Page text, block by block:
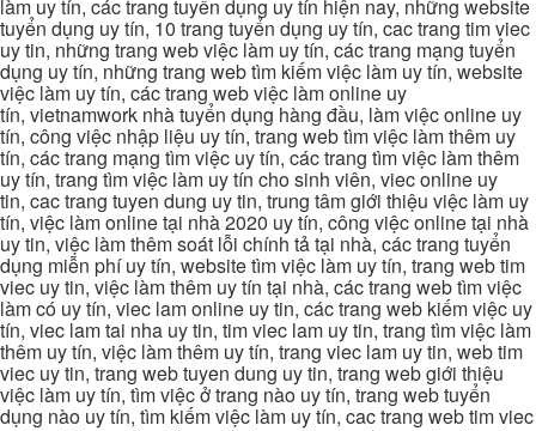
làm uy tín, các trang tuyển dụng uy tín hiện nay, những website
tuyển dụng uy tín, 10 trang tuyển dụng uy tín, cac trang tim viec
uy tin, những trang web việc làm uy tín, các trang mạng tuyển
dụng uy tín, những trang web tìm kiếm việc làm uy tín, website
việc làm uy tín, các trang web việc làm online uy
tín, vietnamwork nhà tuyển dụng hàng đầu, làm việc online uy
tín, công việc nhập liệu uy tín, trang web tìm việc làm thêm uy
tín, các trang mạng tìm việc uy tín, các trang tìm việc làm thêm
uy tín, trang tìm việc làm uy tín cho sinh viên, viec online uy
tin, cac trang tuyen dung uy tin, trung tâm giới thiệu việc làm uy
tín, việc làm online tại nhà 2020 uy tín, công việc online tại nhà
uy tin, việc làm thêm soát lỗi chính tả tại nhà, các trang tuyển
dụng miễn phí uy tín, website tìm việc làm uy tín, trang web tim
viec uy tin, việc làm thêm uy tín tại nhà, các trang web tìm việc
làm có uy tín, viec lam online uy tin, các trang web kiếm việc uy
tín, viec lam tai nha uy tin, tim viec lam uy tin, trang tìm việc làm
thêm uy tín, việc làm thêm uy tín, trang viec lam uy tin, web tim
viec uy tin, trang web tuyen dung uy tin, trang web giới thiệu
việc làm uy tín, tìm việc ở trang nào uy tín, trang web tuyển
dụng nào uy tín, tìm kiếm việc làm uy tín, cac trang web tim viec